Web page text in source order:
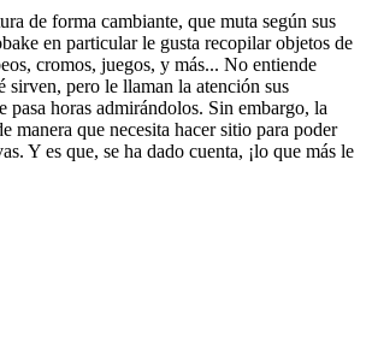
de forma cambiante, que muta según sus
en particular le gusta recopilar objetos de
cromos, juegos, y más... No entiende
sirven, pero le llaman la atención sus
pasa horas admirándolos. Sin embargo, la
manera que necesita hacer sitio para poder
Y es que, se ha dado cuenta, ¡lo que más le